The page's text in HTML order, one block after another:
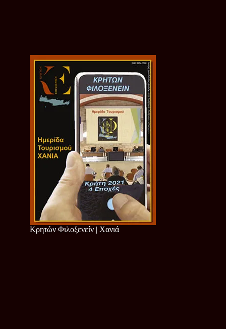
Κρητών Φιλοξενείν | Χανιά